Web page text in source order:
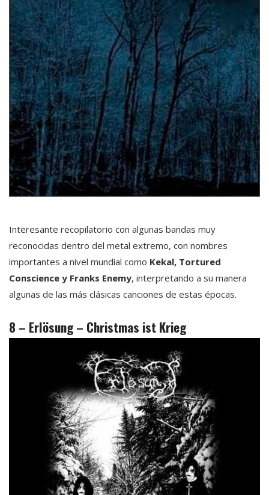
Interesante recopilatorio con algunas bandas muy
reconocidas dentro del metal extremo, con nombres
importantes a nivel mundial como Kekal, Tortured
Conscience y Franks Enemy, interpretando a su manera
algunas de las más clásicas canciones de estas épocas.
8 – Erlösung – Christmas ist Krieg